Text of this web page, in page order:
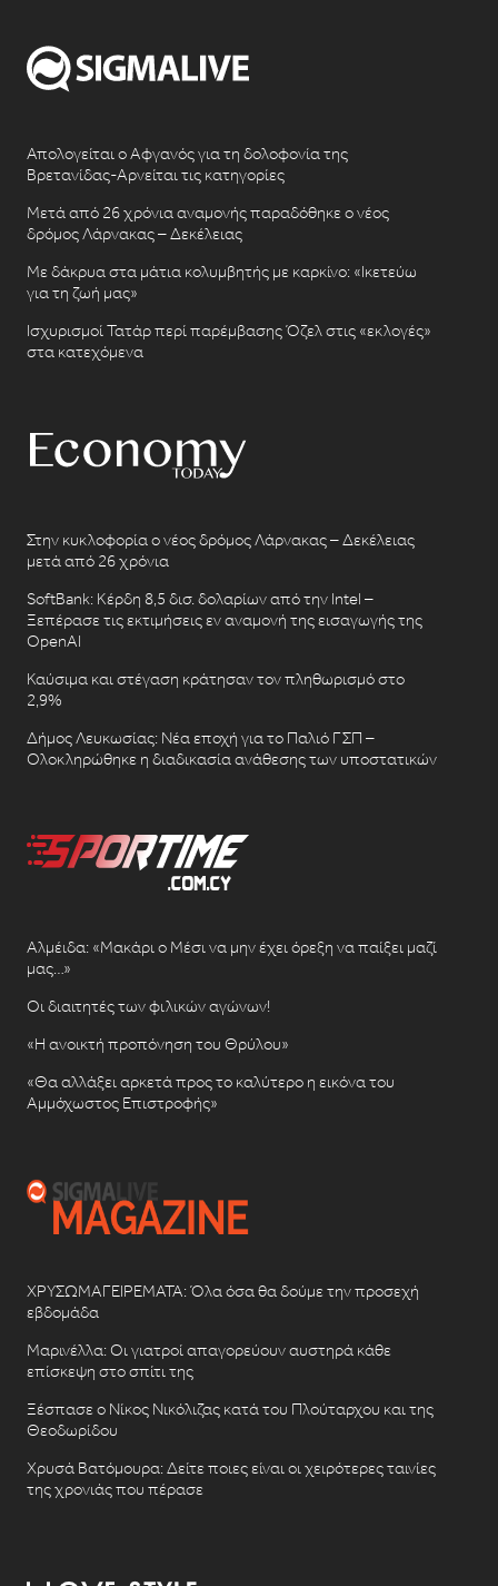
Απολογείται ο Αφγανός για τη δολοφονία της
Βρετανίδας-Αρνείται τις κατηγορίες
Μετά από 26 χρόνια αναμονής παραδόθηκε ο νέος
δρόμος Λάρνακας – Δεκέλειας
Με δάκρυα στα μάτια κολυμβητής με καρκίνο: «Ικετεύω
για τη ζωή μας»
Ισχυρισμοί Τατάρ περί παρέμβασης Όζελ στις «εκλογές»
στα κατεχόμενα
Στην κυκλοφορία ο νέος δρόμος Λάρνακας – Δεκέλειας
μετά από 26 χρόνια
SoftBank: Κέρδη 8,5 δισ. δολαρίων από την Intel –
Ξεπέρασε τις εκτιμήσεις εν αναμονή της εισαγωγής της
OpenAI
Καύσιμα και στέγαση κράτησαν τον πληθωρισμό στο
2,9%
Δήμος Λευκωσίας: Νέα εποχή για το Παλιό ΓΣΠ –
Ολοκληρώθηκε η διαδικασία ανάθεσης των υποστατικών
Αλμέιδα: «Μακάρι ο Μέσι να μην έχει όρεξη να παίξει μαζί
μας…»
Οι διαιτητές των φιλικών αγώνων!
«Η ανοικτή προπόνηση του Θρύλου»
«Θα αλλάξει αρκετά προς το καλύτερο η εικόνα του
Αμμόχωστος Επιστροφής»
ΧΡΥΣΩΜΑΓΕΙΡΕΜΑΤΑ: Όλα όσα θα δούμε την προσεχή
εβδομάδα
Μαρινέλλα: Οι γιατροί απαγορεύουν αυστηρά κάθε
επίσκεψη στο σπίτι της
Ξέσπασε ο Νίκος Νικόλιζας κατά του Πλούταρχου και της
Θεοδωρίδου
Χρυσά Βατόμουρα: Δείτε ποιες είναι οι χειρότερες ταινίες
της χρονιάς που πέρασε